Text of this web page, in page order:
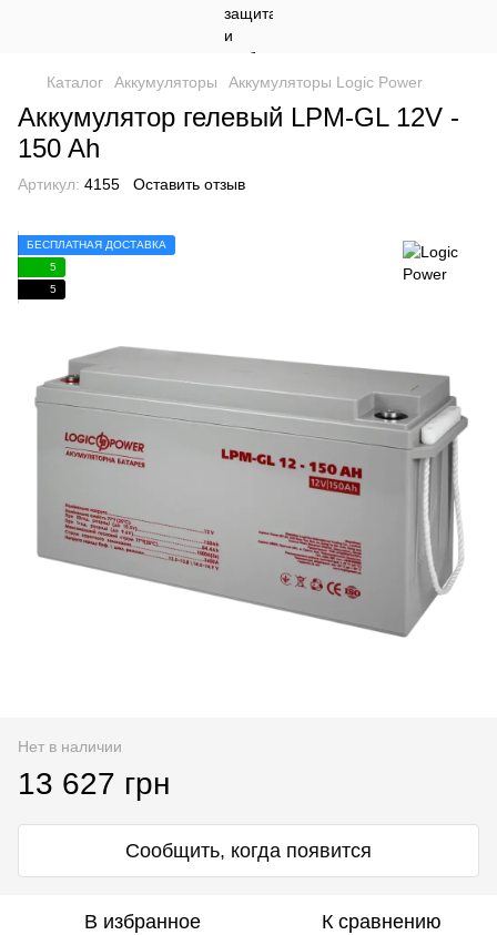
Каталог Аккумуляторы Аккумуляторы Logic Power
Аккумулятор гелевый LPM-GL 12V -
150 Ah
Артикул: 4155 Оставить отзыв
БЕСПЛАТНАЯ ДОСТАВКА
5
5
Нет в наличии
13 627 грн
Сообщить, когда появится
В избранное К сравнению